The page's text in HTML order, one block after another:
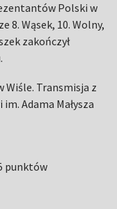
Polski w
8. Wąsek, 10. Wolny,
zakończył
Wiśle. Transmisja z
Adama Małysza
punktów